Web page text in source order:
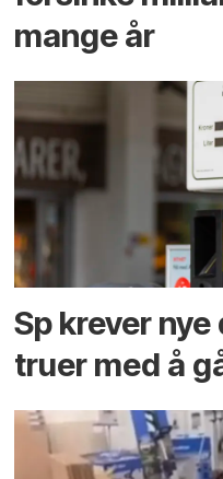
mange år
Sp krever
truer med å